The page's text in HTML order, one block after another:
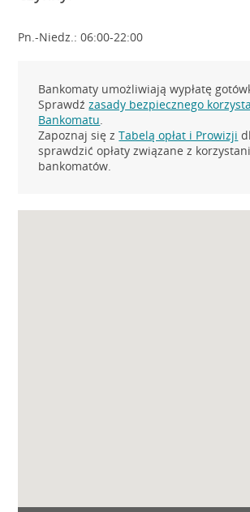
Pn.-Niedz.: 06:00-22:00
Bankomaty umożliwiają wypłatę
Sprawdźzasady bezpiecznego
Bankomatu.
Zapoznaj się zTabelą opłat i Prowizji
sprawdzić opłaty związane z
bankomatów.